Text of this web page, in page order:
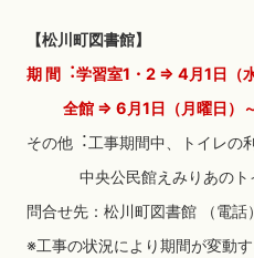
【松川町図書館】
期 間︓学習室1・2 ⇒ 4月1日（
全館 ⇒ 6月1日（月曜日）～
その他︓工事期間中、トイレの
中央公民館えみりあのトイ
問合せ先：松川町図書館 （電
※工事の状況により期間が変動